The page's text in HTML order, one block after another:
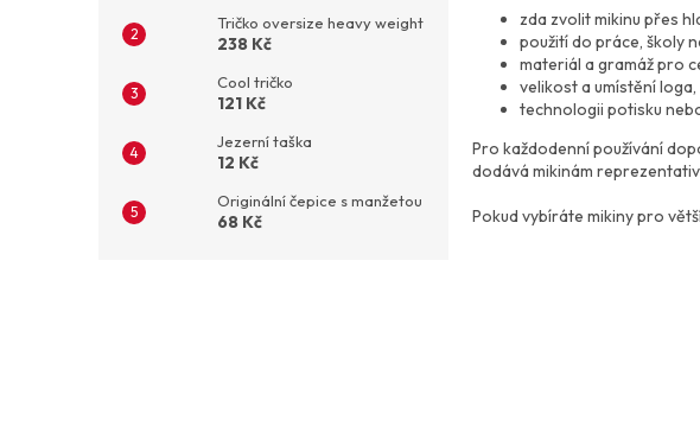
Tričko oversize heavy weight
238 Kč
Cool tričko
121 Kč
Jezerní taška
12 Kč
Originální čepice s manžetou
68 Kč
zda zvolit mikinu přes
použití do práce, školy
materiál a gramáž pro
velikost a umístění loga,
technologii potisku
Pro každodenní používání
dodává mikinám
Pokud vybíráte mikiny pro